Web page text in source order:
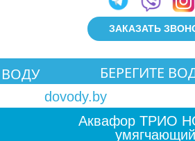
ЗАКАЗАТЬ
dovody.by
БЕРЕГИТЕ
ВОДУ
Аквафор ТРИО
умягчающий